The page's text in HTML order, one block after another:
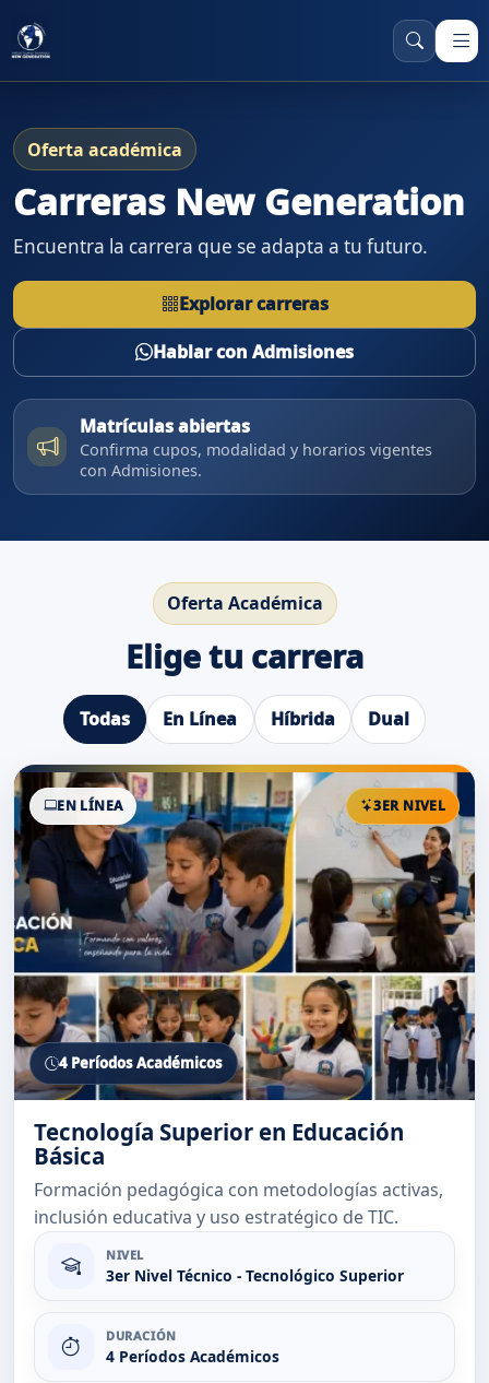
Oferta académica
Carreras New Generation
Encuentra la carrera que se adapta a tu futuro.
Explorar carreras
Hablar con Admisiones
Matrículas abiertas
Confirma cupos, modalidad y horarios vigentes
con Admisiones.
Oferta Académica
Elige tu carrera
Todas En Línea Híbrida Dual
EN LÍNEA 3ER NIVEL
4 Períodos Académicos
Tecnología Superior en Educación
Básica
Formación pedagógica con metodologías activas,
inclusión educativa y uso estratégico de TIC.
NIVEL
3er Nivel Técnico - Tecnológico Superior
DURACIÓN
4 Períodos Académicos